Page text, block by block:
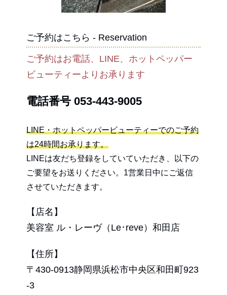
ご予約はこちら - Reservation
ご予約はお電話、LINE、ホットペッパー
ビューティーよりお承ります
電話番号 053-443-9005
LINE・ホットペッパービューティーでのご予約
は24時間お承ります。
LINEは友だち登録をしていていただき、以下の
ご要望をお送りください。1営業日中にご返信
させていただきます。
【店名】
美容室 ル・レーヴ（Le･reve）和田店
【住所】
〒430-0913静岡県浜松市中央区和田町923
-3